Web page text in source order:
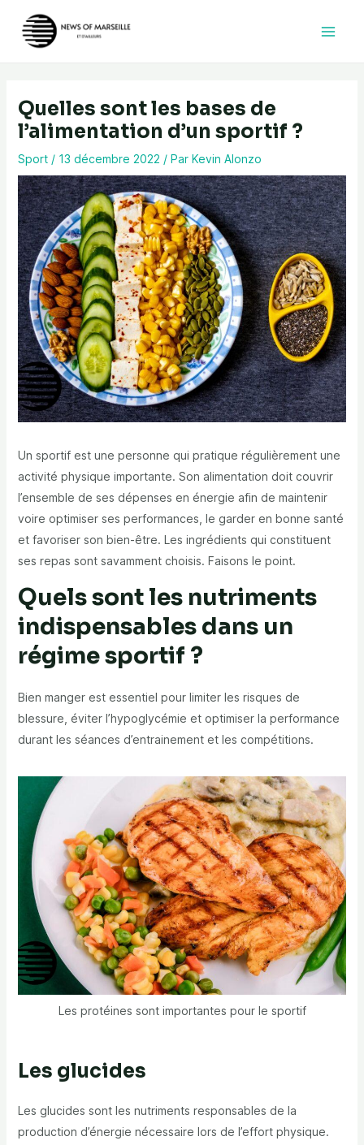
contenu
Quelles sont les bases de
l’alimentation d’un sportif ?
Sport/ 13 décembre 2022 / Par Kevin Alonzo
Un sportif est une personne qui pratique régulièrement une
activité physique importante. Son alimentation doit couvrir
l’ensemble de ses dépenses en énergie afin de maintenir
voire optimiser ses performances, le garder en bonne santé
et favoriser son bien-être. Les ingrédients qui constituent
ses repas sont savamment choisis. Faisons le point.
Quels sont les nutriments
indispensables dans un
régime sportif ?
Bien manger est essentiel pour limiter les risques de
blessure, éviter l’hypoglycémie et optimiser la performance
durant les séances d’entrainement et les compétitions.
Les protéines sont importantes pour le sportif
Les glucides
Les glucides sont les nutriments responsables de la
production d’énergie nécessaire lors de l’effort physique.